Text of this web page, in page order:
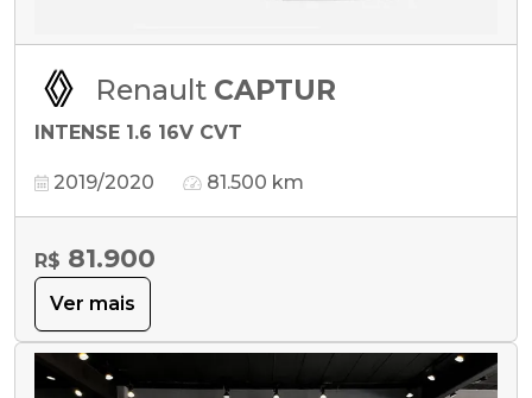
Renault CAPTUR
INTENSE 1.6 16V CVT
2019/2020 81.500 km
R$ 81.900
Ver mais